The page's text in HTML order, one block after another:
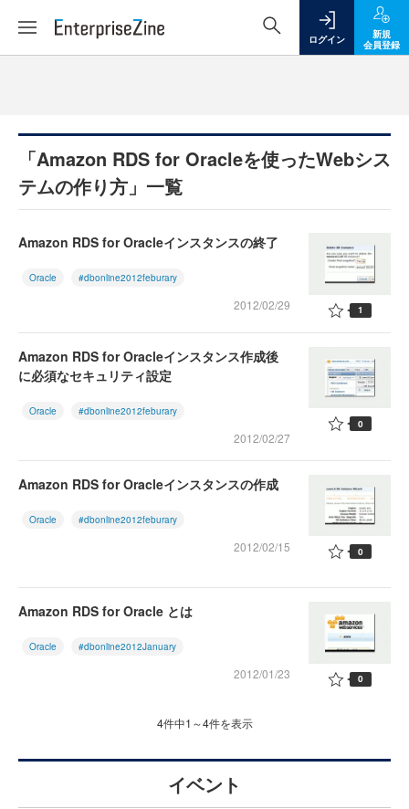
ログイン
新規
会員登録
「Amazon RDS for Oracleを使ったWebシス
テムの作り方」一覧
Amazon RDS for Oracleインスタンスの終了
Oracle #dbonline2012feburary
2012/02/29 1
Amazon RDS for Oracleインスタンス作成後
に必須なセキュリティ設定
Oracle #dbonline2012feburary
2012/02/27
0
Amazon RDS for Oracleインスタンスの作成
Oracle #dbonline2012feburary
2012/02/15 0
Amazon RDS for Oracle とは
Oracle #dbonline2012January
2012/01/23 0
4件中1～4件を表示
イベント